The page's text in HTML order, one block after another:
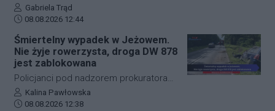
Jasło z Gorlicami muszą uzbroić się w
cierpliwość. Niespodziewane
zdarzenie drogowe w miejscowości
Przysieki doprowadziło do utrudnień na
drodze krajowej nr 28. Na miejscu
natychmiast pojawiła się policja, która
wprowadziła zmianę w organizacji
ruchu, by zabezpieczyć teren i uniknąć
Autor artykułu:
Gabriela Trąd
Data dodania artykułu:
08.08.2026 12:44
Śmiertelny wypadek w Jeżowem.
Nie żyje rowerzysta, droga DW 878
jest zablokowana
Policjanci pod nadzorem prokuratora
ustalają szczegółowe okoliczności
tragicznego wypadku, do którego
Autor artykułu:
Kalina Pawłowska
Data dodania artykułu:
08.08.2026 12:38